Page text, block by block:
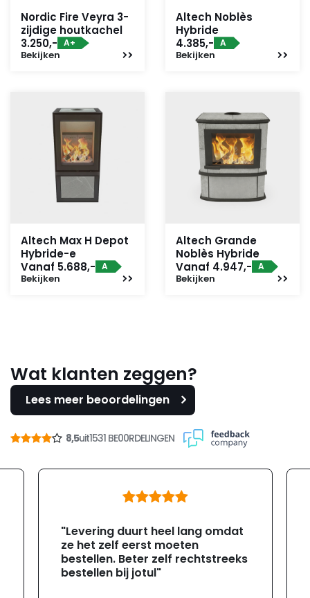
Nordic Fire Veyra 3-
zijdige houtkachel
3.250,- A+
Bekijken
Altech Noblès
Hybride
4.385,- A
Bekijken
Altech Max H Depot
Hybride-e
Vanaf 5.688,- A
Bekijken
Altech Grande
Noblès Hybride
Vanaf 4.947,- A
Bekijken
Wat klanten zeggen?
Lees meer beoordelingen
8,5uit1531 BE00RDELINGEN
"Levering duurt heel lang omdat
ze het zelf eerst moeten
bestellen. Beter zelf rechtstreeks
bestellen bij jotul"